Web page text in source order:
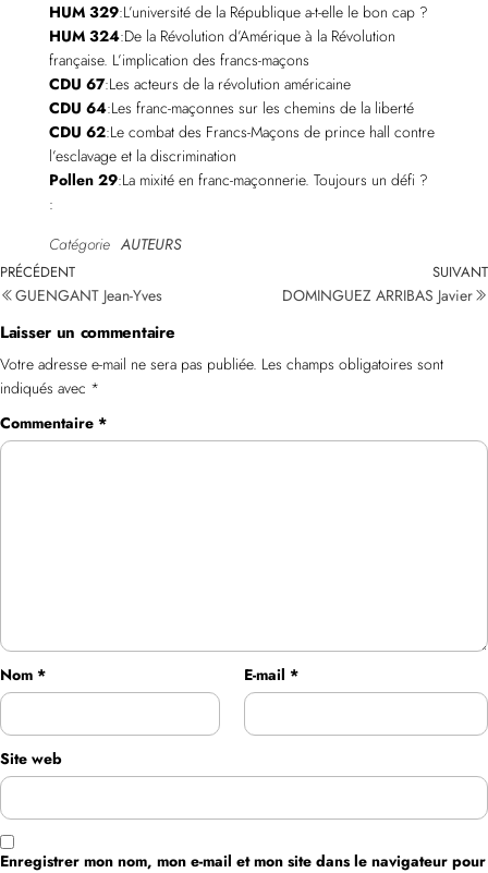
HUM 329:L’université de la République a-t-elle le bon cap ?
HUM 324:De la Révolution d’Amérique à la Révolution
française. L’implication des francs-maçons
CDU 67:Les acteurs de la révolution américaine
CDU 64:Les franc-maçonnes sur les chemins de la liberté
CDU 62:Le combat des Francs-Maçons de prince hall contre
l’esclavage et la discrimination
Pollen 29:La mixité en franc-maçonnerie. Toujours un défi ?
:
Catégorie AUTEURS
PRÉCÉDENT
GUENGANT Jean-Yves
SUIVANT
DOMINGUEZ ARRIBAS Javier
Laisser un commentaire
Votre adresse e-mail ne sera pas publiée. Les champs obligatoires sont
indiqués avec *
Commentaire *
Nom * E-mail *
Site web
Enregistrer mon nom, mon e-mail et mon site dans le navigateur pour